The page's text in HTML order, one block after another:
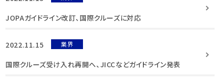
JOPAガイドライン改訂、国際クルーズに対応
2022.11.15 業界
国際クルーズ受け入れ再開へ、JICCなどガイドライン発表